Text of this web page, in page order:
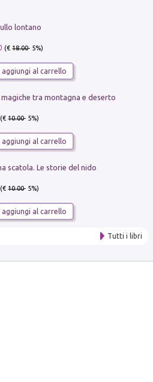
lontano
(€18.00- 5%)
aggiungi al carrello
tra montagna e deserto
(€10.00- 5%)
aggiungi al carrello
scatola. Le storie del nido
(€10.00- 5%)
aggiungi al carrello
Tutti i libri